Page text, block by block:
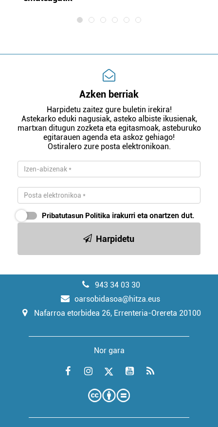
Azken berriak
Harpidetu zaitez gure buletin irekira!
Astekarko eduki nagusiak, asteko albiste ikusienak,
martxan ditugun zozketa eta egitasmoak, asteburuko
egitarauen agenda eta askoz gehiago!
Ostiralero zure posta elektronikoan.
Pribatutasun Politika irakurri eta onartzen dut.
Harpidetu
943 34 03 30
oarsobidasoa@hitza.eus
Nafarroa etorbidea 26, Errenteria-Orereta 20100
Nor gara